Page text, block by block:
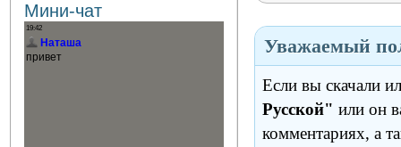
Уважаемый
Если вы скачали
Русской" или он
комментариях, а
Мини-чат